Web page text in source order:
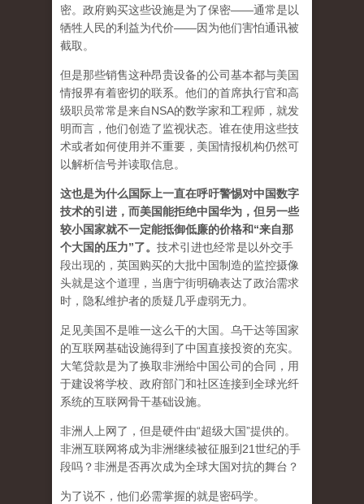
密。政府购买这些设施是为了保密——通常是以
牺牲人民的利益为代价——因为他们害怕通讯被
截取。
但是那些销售这种昂贵设备的公司基本都与美国
情报界有着密切的联系。他们的首席执行官和高
级职员常常是来自NSA的数学家和工程师，就发
明而言，他们创造了监视状态。谁在使用这些技
术或者如何使用并不重要，美国情报机构仍然可
以解析信号并读取信息。
这也是为什么国际上一直在呼吁警惕对中国数字
技术的引进，而美国能拒绝中国华为，但另一些
较小国家就不一定能抵御低廉的价格和“来自那
个大国的压力”了。 技术引进也经常是以外交手
段出现的，英国购买的大批中国制造的监控摄像
头就是这个道理，当唐宁街明确表达了政治需求
时，隐私维护者的质疑几乎虚弱无力。
足见美国不是唯一这么干的大国。乌干达等国家
的互联网基础设施得到了中国直接投资的充实。
大笔贷款是为了换取非洲给中国公司的合同，用
于建设将学校、政府部门和社区连接到全球光纤
系统的互联网骨干基础设施。
非洲人上网了，但是硬件由“超级大国”提供的。
非洲互联网将成为非洲继续被征服到21世纪的手
段吗？非洲是否再次成为全球大国对抗的舞台？
为了说不，他们必需掌握的就是密码学。